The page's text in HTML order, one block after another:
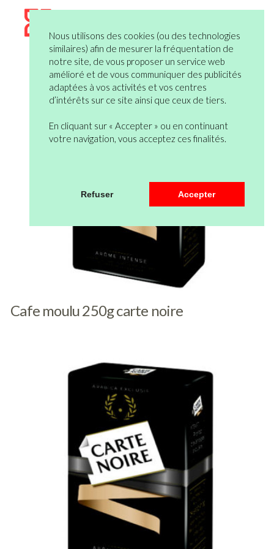
Nous utilisons des cookies (ou des technologies
similaires) afin de mesurer la fréquentation de
notre site, de vous proposer un service web
amélioré et de vous communiquer des publicités
adaptées à vos activités et vos centres
d’intérêts sur ce site ainsi que ceux de tiers.
En cliquant sur « Accepter » ou en continuant
votre navigation, vous acceptez ces finalités.
Refuser Accepter
Cafe moulu 250g carte noire